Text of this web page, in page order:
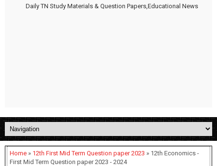
Daily TN Study Materials & Question Papers,Educational News
Home » 12th First Mid Term Question paper 2023 » 12th Economics -
First Mid Term Question paper 2023 - 2024